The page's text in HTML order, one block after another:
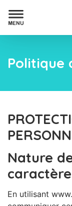
Politique
Nature
En utilisant